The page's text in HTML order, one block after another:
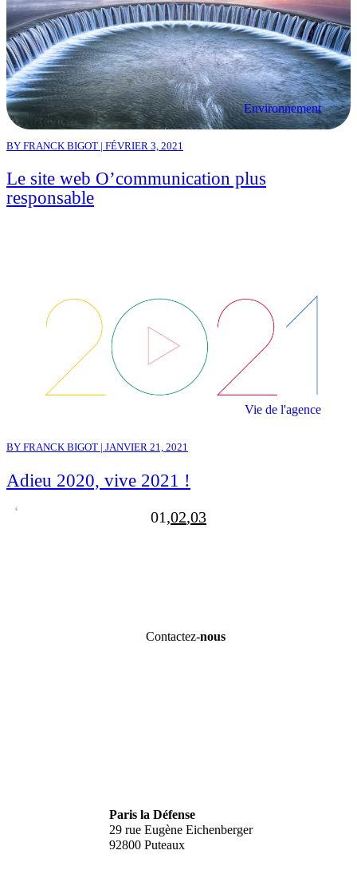
Environnement
BY FRANCK BIGOT | FÉVRIER 3, 2021
Le site web O’communication plus
responsable
Vie de l'agence
BY FRANCK BIGOT | JANVIER 21, 2021
Adieu 2020, vive 2021 !
1 2 3
Contactez-nous
Paris la Défense
29 rue Eugène Eichenberger
92800 Puteaux